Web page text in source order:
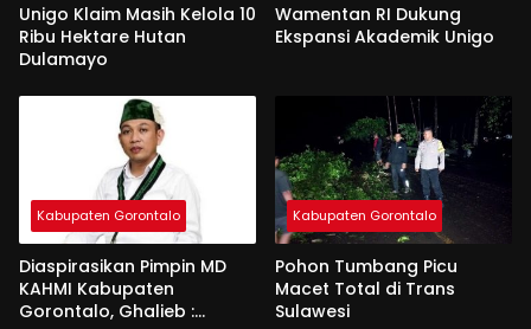
Unigo Klaim Masih Kelola 10
Ribu Hektare Hutan
Dulamayo
Wamentan RI Dukung
Ekspansi Akademik Unigo
Kabupaten Gorontalo
Diaspirasikan Pimpin MD
KAHMI Kabupaten
Gorontalo, Ghalieb :
Kabupaten Gorontalo
Pohon Tumbang Picu
Macet Total di Trans
Sulawesi